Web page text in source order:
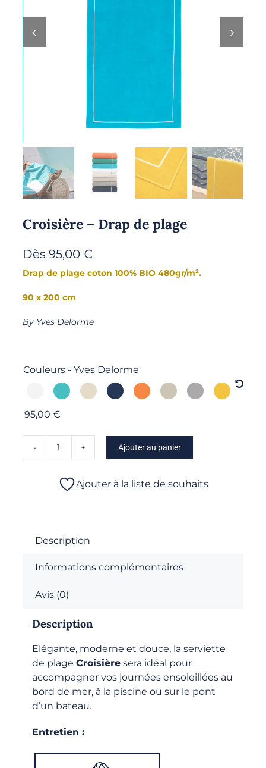
Croisière – Drap de plage
Dès 95,00 €
Drap de plage coton 100% BIO 480gr/m².
90 x 200 cm
By Yves Delorme
Couleurs - Yves Delorme
95,00 €
quantité
Croisière
plage
Ajouter au panier
Ajouter à la liste de souhaits
Description
Informations complémentaires
Avis (0)
Description
Elégante, moderne et douce, la serviette
de plage Croisièresera idéal pour
accompagner vos journées ensoleillées au
bord de mer, à la piscine ou sur le pont
d’un bateau.
Entretien :